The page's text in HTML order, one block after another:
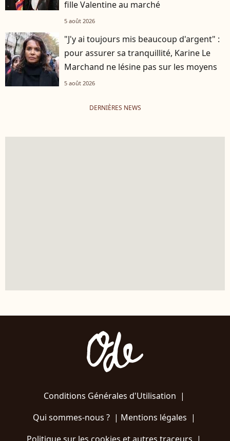
fille Valentine au marché
5 août 2026
"J'y ai toujours mis beaucoup d'argent" :
pour assurer sa tranquillité, Karine Le
Marchand ne lésine pas sur les moyens
5 août 2026
DERNIÈRES NEWS
Conditions Générales d'Utilisation |
Qui sommes-nous ?| Mentions légales |